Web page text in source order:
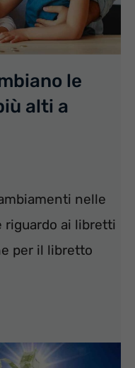
le
alti a
nelle
ai libretti
per il libretto